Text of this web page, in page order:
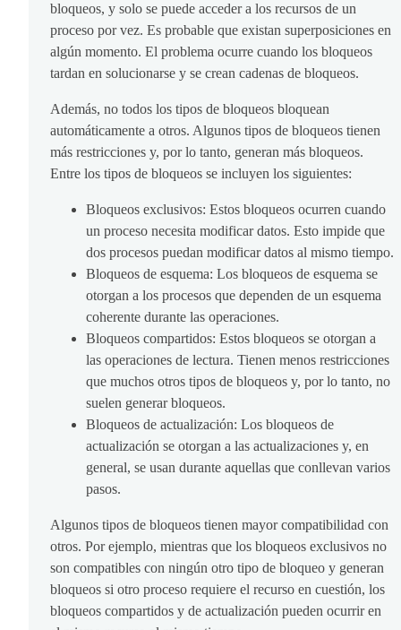
bloqueos, y solo se puede acceder a los recursos de un
proceso por vez. Es probable que existan superposiciones en
algún momento. El problema ocurre cuando los bloqueos
tardan en solucionarse y se crean cadenas de bloqueos.
Además, no todos los tipos de bloqueos bloquean
automáticamente a otros. Algunos tipos de bloqueos tienen
más restricciones y, por lo tanto, generan más bloqueos.
Entre los tipos de bloqueos se incluyen los siguientes:
Bloqueos exclusivos: Estos bloqueos ocurren cuando
un proceso necesita modificar datos. Esto impide que
dos procesos puedan modificar datos al mismo tiempo.
Bloqueos de esquema: Los bloqueos de esquema se
otorgan a los procesos que dependen de un esquema
coherente durante las operaciones.
Bloqueos compartidos: Estos bloqueos se otorgan a
las operaciones de lectura. Tienen menos restricciones
que muchos otros tipos de bloqueos y, por lo tanto, no
suelen generar bloqueos.
Bloqueos de actualización: Los bloqueos de
actualización se otorgan a las actualizaciones y, en
general, se usan durante aquellas que conllevan varios
pasos.
Algunos tipos de bloqueos tienen mayor compatibilidad con
otros. Por ejemplo, mientras que los bloqueos exclusivos no
son compatibles con ningún otro tipo de bloqueo y generan
bloqueos si otro proceso requiere el recurso en cuestión, los
bloqueos compartidos y de actualización pueden ocurrir en